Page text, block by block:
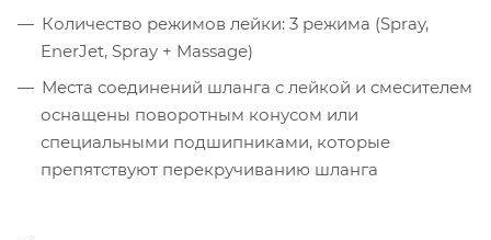
Количество режимов лейки: 3 режима (Spray,
EnerJet, Spray + Massage)
Места соединений шланга с лейкой и смесителем
оснащены поворотным конусом или
специальными подшипниками, которые
препятствуют перекручиванию шланга